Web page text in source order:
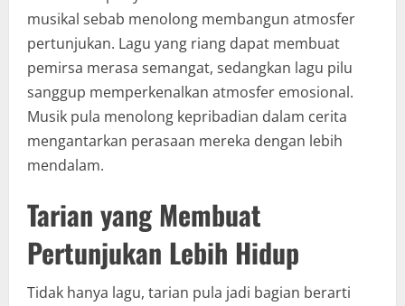
musikal sebab menolong membangun atmosfer
pertunjukan. Lagu yang riang dapat membuat
pemirsa merasa semangat, sedangkan lagu pilu
sanggup memperkenalkan atmosfer emosional.
Musik pula menolong kepribadian dalam cerita
mengantarkan perasaan mereka dengan lebih
mendalam.
Tarian yang Membuat
Pertunjukan Lebih Hidup
Tidak hanya lagu, tarian pula jadi bagian berarti